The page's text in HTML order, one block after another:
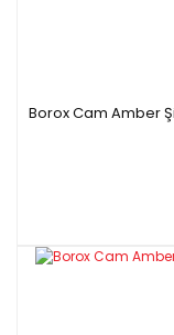
Borox Cam Amber